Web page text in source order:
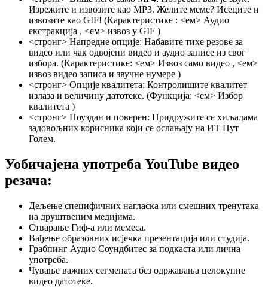
Изрежите и извозите као MP3. Желите меме? Исеците и
извозите као GIF! (Карактеристике : <ем> Аудио
екстракција , <ем> извоз у GIF )
<стронг> Напредне опције: Набавите тихе резове за
видео или чак одвојени видео и аудио записе из свог
избора. (Карактеристике: <ем> Извоз само видео , <ем>
извоз видео записа и звучне нумере )
<стронг> Опције квалитета: Контролишите квалитет
излаза и величину датотеке. (Функција: <ем> Избор
квалитета )
<стронг> Поуздан и поверен: Придружите се хиљадама
задовољних корисника који се ослањају на ИТ Цут
Голем.
Уобичајена употреба YouTube видео
резача:
Дељење специфичних нагласка или смешних тренутака
на друштвеним медијима.
Стварање Гиф-а или мемеса.
Вађење образовних исјечка презентација или студија.
Грабпинг Аудио Соундбитес за подкаста или лична
употреба.
Чување важних сегмената без одржавања целокупне
видео датотеке.